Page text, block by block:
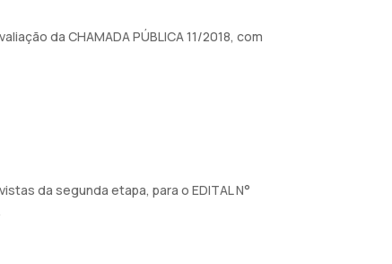
da CHAMADA PÚBLICA 11/2018, com
da segunda etapa, para o EDITAL N°